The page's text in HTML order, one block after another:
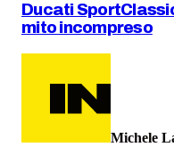
Ducati
mito incompreso
Michele